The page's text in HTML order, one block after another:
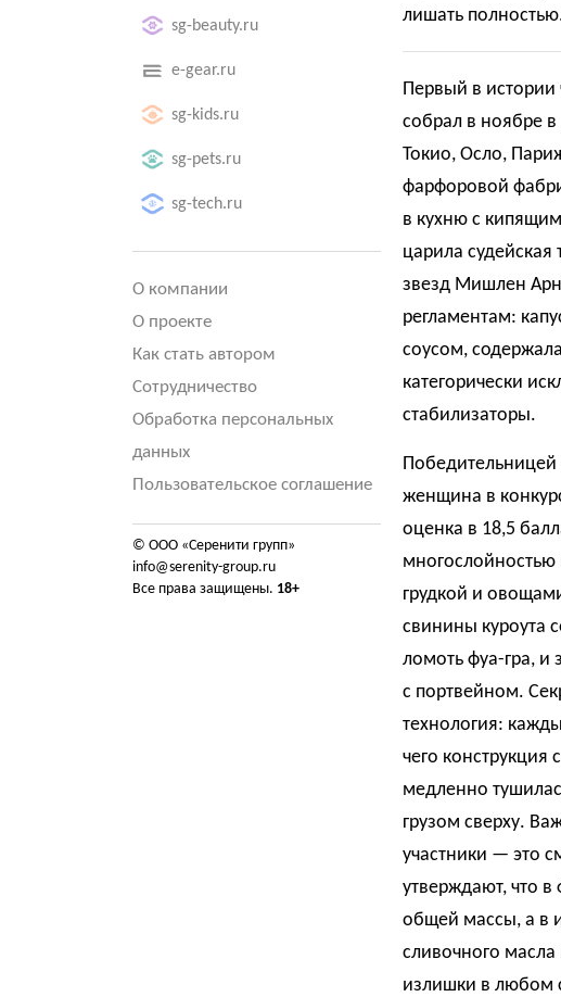
sg-beauty.ru
e-gear.ru
sg-kids.ru
sg-pets.ru
sg-tech.ru
О компании
О проекте
Как стать автором
Сотрудничество
Обработка персональных
данных
Пользовательское соглашение
© ООО «Серенити групп»
info@serenity-group.ru
Все права защищены. 18+
лишать
Первый в
собрал в ноябре
Токио, Осло,
фарфоровой
в кухню с
царила
звезд Мишлен
регламентам:
соусом,
категорически
стабилизаторы.
Победительницей
женщина в
оценка в 18,5
грудкой и
свинины куроута
ломоть фуа-гра,
с портвейном.
технология:
чего конструкция
медленно
грузом сверху.
участники — это
утверждают, что
общей массы, а в
сливочного масла
излишки в любом